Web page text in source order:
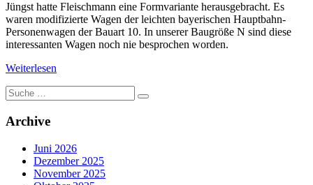
Jüngst hatte Fleischmann eine Formvariante herausgebracht. Es
waren modifizierte Wagen der leichten bayerischen Hauptbahn-
Personenwagen der Bauart 10. In unserer Baugröße N sind diese
interessanten Wagen noch nie besprochen worden.
Weiterlesen
Suche
nach:
Archive
Juni 2026
Dezember 2025
November 2025